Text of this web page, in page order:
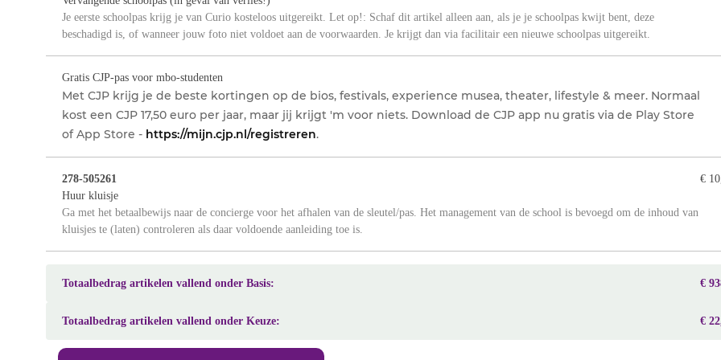
Je eerste schoolpas krijg je van Curio kosteloos uitgereikt. Let op!: Schaf dit artikel alleen aan, als je je schoolpas kwijt bent, deze
beschadigd is, of wanneer jouw foto niet voldoet aan de voorwaarden. Je krijgt dan via facilitair een nieuwe schoolpas uitgereikt.
Gratis CJP-pas voor mbo-studenten
Met CJP krijg je de beste kortingen op de bios, festivals, experience musea, theater, lifestyle & meer. Normaal
kost een CJP 17,50 euro per jaar, maar jij krijgt 'm voor niets. Download de CJP app nu gratis via de Play Store
of App Store - https://mijn.cjp.nl/registreren.
278-505261
Huur kluisje
Ga met het betaalbewijs naar de concierge voor het afhalen van de sleutel/pas. Het management van de school is bevoegd om de inhoud van
kluisjes te (laten) controleren als daar voldoende aanleiding toe is.
€
Totaalbedrag artikelen vallend onder Basis: €
Totaalbedrag artikelen vallend onder Keuze: €